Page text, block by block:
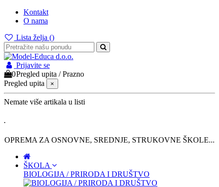
Kontakt
O nama
Lista želja ()
Prijavite se
0Pregled upita /Prazno
Pregled upita
×
Nemate više artikala u listi
.
OPREMA ZA OSNOVNE, SREDNJE, STRUKOVNE ŠKOLE...
ŠKOLA
BIOLOGIJA / PRIRODA I DRUŠTVO